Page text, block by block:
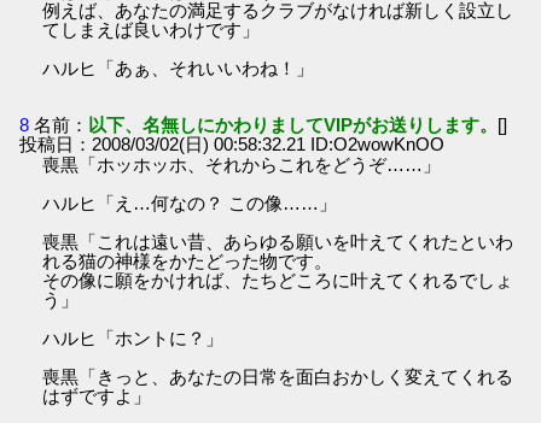
例えば、あなたの満足するクラブがなければ新しく設立し
てしまえば良いわけです」
ハルヒ「あぁ、それいいわね！」
8 名前： 以下、名無しにかわりましてVIPがお送りします。 []
投稿日：2008/03/02(日) 00:58:32.21 ID:O2wowKnOO
喪黒「ホッホッホ、それからこれをどうぞ……」
ハルヒ「え…何なの？ この像……」
喪黒「これは遠い昔、あらゆる願いを叶えてくれたといわ
れる猫の神様をかたどった物です。
その像に願をかければ、たちどころに叶えてくれるでしょ
う」
ハルヒ「ホントに？」
喪黒「きっと、あなたの日常を面白おかしく変えてくれる
はずですよ」